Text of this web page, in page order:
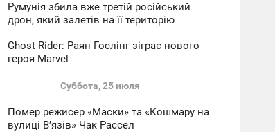
Румунія збила вже третій російський
дрон, який залетів на її територію
Ghost Rider: Раян Гослінг зіграє нового
героя Marvel
Суббота, 25 июля
Помер режисер «Маски» та «Кошмару на
вулиці В’язів» Чак Рассел